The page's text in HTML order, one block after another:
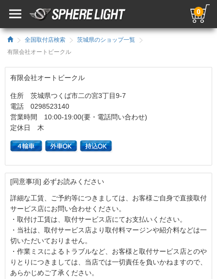
0
全国取付店検索
茨城県のショップ一覧
有限会社オートビークル
有限会社オートビークル
住所 茨城県つくば市二の宮3丁目9-7
電話 0298523140
営業時間 10:00-19:00(要・電話問い合わせ)
定休日 木
[同意事項] 必ずお読みください
詳細な工賃、ご予約等につきましては、お客様ご自身で直接取付
サービス店にお問い合わせください。
・取付け工賃は、取付サービス店にてお支払いください。
・当社は、取付サービス店より取付料マージンや紹介料などは一
切いただいておりません。
・作業ミスによるトラブルなど、お客様と取付サービス店とのや
りとりにつきましては、当店では一切責任を負いかねますので、
あらかじめご了承ください。